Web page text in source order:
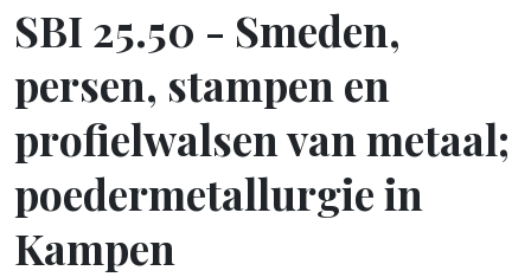
SBI 25.50 - Smeden,
persen, stampen en
profielwalsen van metaal;
poedermetallurgie in
Kampen